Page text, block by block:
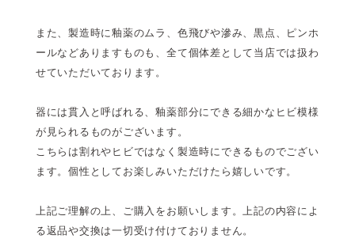
また、製造時に釉薬のムラ、色飛びや滲み、黒点、ピンホ
ールなどありますものも、全て個体差として当店では扱わ
せていただいております。
器には貫入と呼ばれる、釉薬部分にできる細かなヒビ模様
が見られるものがございます。
こちらは割れやヒビではなく製造時にできるものでござい
ます。個性としてお楽しみいただけたら嬉しいです。
上記ご理解の上、ご購入をお願いします。上記の内容によ
る返品や交換は一切受け付けておりません。